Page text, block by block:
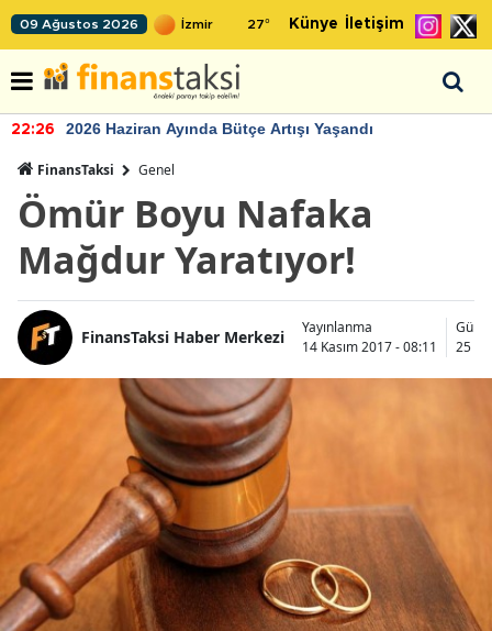
09 Ağustos 2026 27° Künye İletişim
22:26 2026 Haziran Ayında Bütçe Artışı Yaşandı
FinansTaksi Genel
Ömür Boyu Nafaka
Mağdur Yaratıyor!
FinansTaksi Haber Merkezi
Yayınlanma
14 Kasım 2017 - 08:11
25